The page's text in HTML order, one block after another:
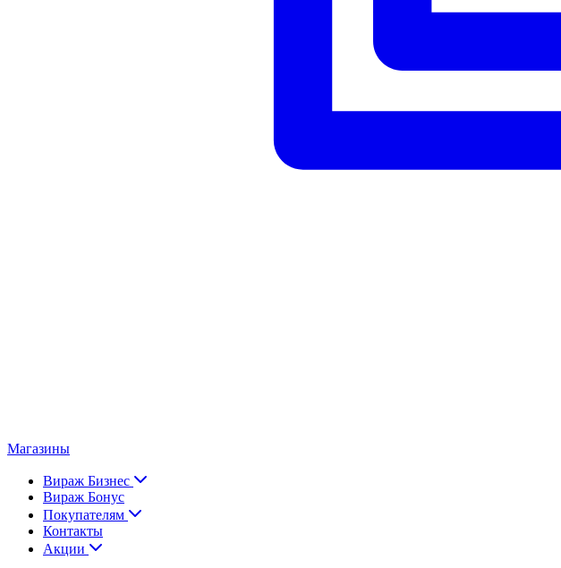
Магазины
Вираж Бизнес
Вираж Бонус
Покупателям
Контакты
Акции